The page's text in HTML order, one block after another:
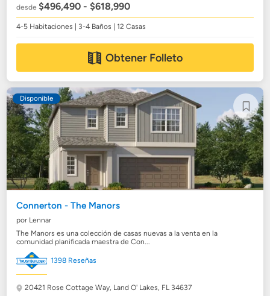
desde$496,490 - $618,990
4-5 Habitaciones | 3-4 Baños | 12 Casas
Obtener Folleto
Disponible
Connerton - The Manors
por Lennar
The Manors es una colección de casas nuevas a la venta en la
comunidad planificada maestra de Con...
1398 Reseñas
20421 Rose Cottage Way, Land O' Lakes, FL 34637